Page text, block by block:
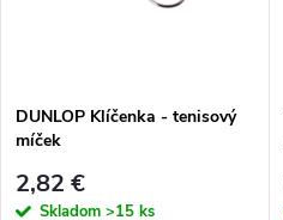
e
p
s
p
DUNLOP Klíčenka - tenisový
míček
2,82 €
Skladom >15 ks